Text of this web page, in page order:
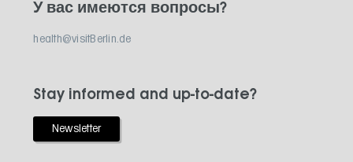
У вас имеются вопросы?
health@visitBerlin.de
Stay informed and up-to-date?
Newsletter